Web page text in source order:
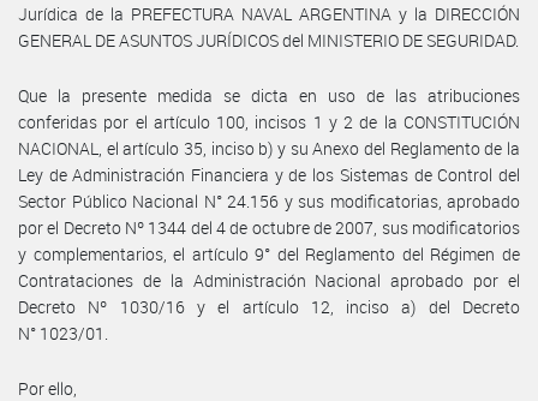
Jurídica de la PREFECTURA NAVAL ARGENTINA y la DIRECCIÓN
GENERAL DE ASUNTOS JURÍDICOS del MINISTERIO DE SEGURIDAD.
Que la presente medida se dicta en uso de las atribuciones
conferidas por el artículo 100, incisos 1 y 2 de la CONSTITUCIÓN
NACIONAL, el artículo 35, inciso b) y su Anexo del Reglamento de la
Ley de Administración Financiera y de los Sistemas de Control del
Sector Público Nacional N° 24.156 y sus modificatorias, aprobado
por el Decreto Nº 1344 del 4 de octubre de 2007, sus modificatorios
y complementarios, el artículo 9° del Reglamento del Régimen de
Contrataciones de la Administración Nacional aprobado por el
Decreto Nº 1030/16 y el artículo 12, inciso a) del Decreto
N° 1023/01.
Por ello,